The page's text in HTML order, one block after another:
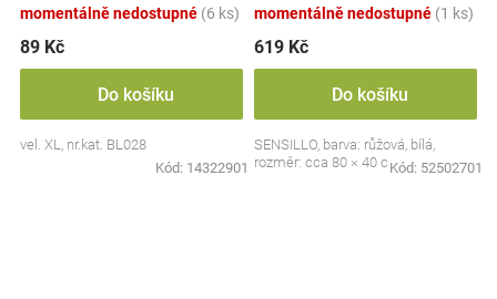
momentálně nedostupné (6 ks)
89 Kč
Do košíku
vel. XL, nr.kat. BL028
Kód: 14322901
momentálně nedostupné (1 ks)
619 Kč
Do košíku
SENSILLO, barva: růžová, bílá,
rozměr: cca 80 × 40 cmKód: 52502701